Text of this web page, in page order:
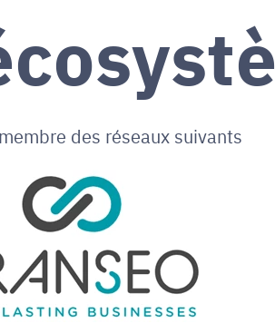
des réseaux suivants